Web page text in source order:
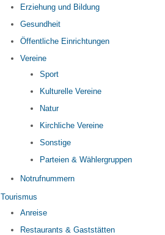
Erziehung und Bildung
Gesundheit
Öffentliche Einrichtungen
Vereine
Sport
Kulturelle Vereine
Natur
Kirchliche Vereine
Sonstige
Parteien & Wählergruppen
Notrufnummern
Tourismus
Anreise
Restaurants & Gaststätten